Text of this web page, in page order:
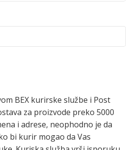
BEX kurirske službe i Post
za proizvode preko 5000
i adrese, neophodno je da
bi kurir mogao da Vas